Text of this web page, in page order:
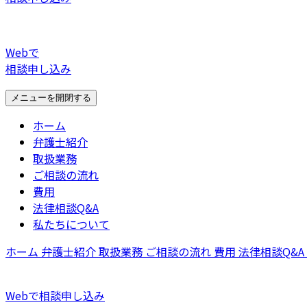
Webで
相談申し込み
メニューを開閉する
ホーム
弁護士紹介
取扱業務
ご相談の流れ
費用
法律相談Q&A
私たちについて
ホーム 弁護士紹介取扱業務 ご相談の流れ 費用 法律相談Q&A
Webで相談申し込み